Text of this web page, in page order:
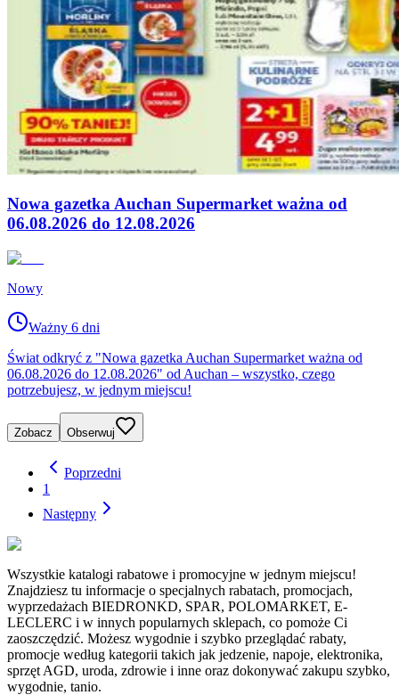
Nowa gazetka Auchan Supermarket ważna od
06.08.2026 do 12.08.2026
Nowy
Ważny 6 dni
Świat odkryć z "Nowa gazetka Auchan Supermarket ważna od
06.08.2026 do 12.08.2026" od Auchan – wszystko, czego
potrzebujesz, w jednym miejscu!
Zobacz Obserwuj
Poprzedni
1
Następny
Wszystkie katalogi rabatowe i promocyjne w jednym miejscu!
Znajdziesz tu informacje o specjalnych rabatach, promocjach,
wyprzedażach BIEDRONKD, SPAR, POLOMARKET, E-
LECLERC i w innych popularnych sklepach, co pomoże Ci
zaoszczędzić. Możesz wygodnie i szybko przeglądać rabaty,
promocje według kategorii takich jak jedzenie, napoje, elektronika,
sprzęt AGD, uroda, zdrowie i inne oraz dokonywać zakupu szybko,
wygodnie, tanio.